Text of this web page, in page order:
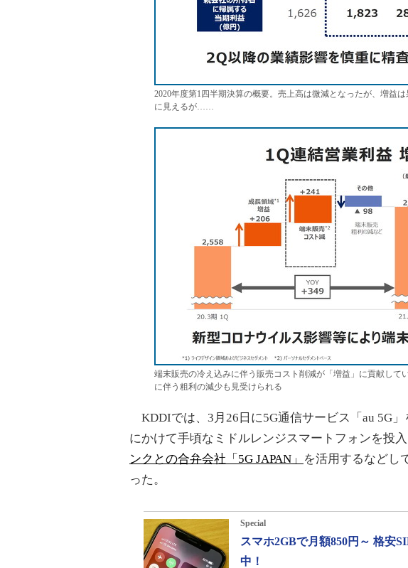
2020年度第1四半期決算の概要。売上高は微減となったが、増益
に見えるが……
端末販売の冷え込みに伴う販売コスト削減が「増益」に貢献して
に伴う粗利の減少も見受けられる
KDDIでは、3月26日に5G通信サービス「au 5G」
にかけて手頃なミドルレンジスマートフォンを投入
ンクとの合弁会社「5G JAPAN」
を活用するなどし
った。
Special
スマホ2GBで月額850円～ 格安
中！